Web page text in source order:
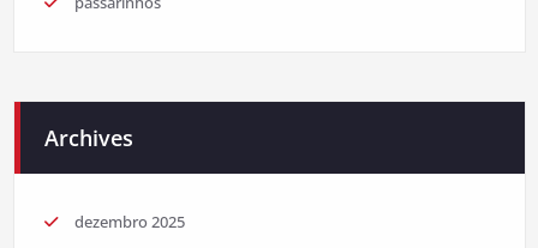
Archives
dezembro 2025